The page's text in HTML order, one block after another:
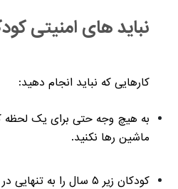
نباید های امنیتی
کارهایی که نباید انجام دهید:
به هیچ وجه حتی برای یک لحظه
ماشین رها نکنید.
کودکان زیر ۵ سال را به